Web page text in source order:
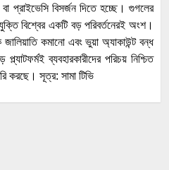
প্রাইভেসি বিসর্জন দিতে হচ্ছে। গুগলের
বিশ্বের একটি বড় পরিবর্তনেরই অংশ।
জালিয়াতি কমানো এবং ভুয়া অ্যাকাউন্ট বন্ধ
ব্যবহারকারীদের পরিচয় নিশ্চিত
করছে। সূত্র: সামা টিভি